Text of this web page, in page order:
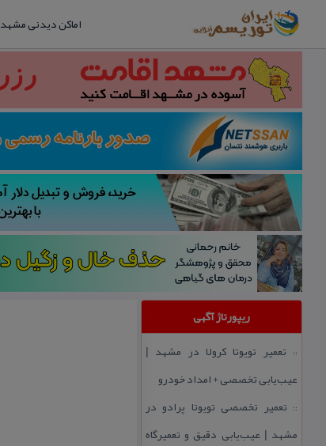
اماکن دیدنی مشهد
ریپورتاژ آگهی
:: تعمیر تویوتا كرولا در مشهد |
عیب‌یابی تخصصی + امداد خودرو
:: تعمیر تخصصی تویوتا پرادو در
مشهد | عیب‌یابی دقیق و تعمیرگاه